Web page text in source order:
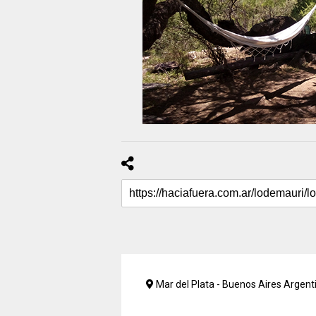
Mar del Plata - Buenos Aires